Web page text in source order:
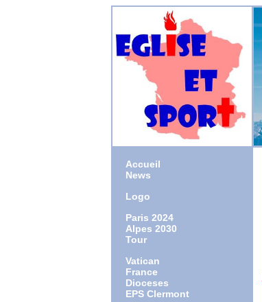
Accueil
News
Logo
Paris 2024
Alpes 2030
Tour
Vatican
France
Dioceses
EPS Clermont